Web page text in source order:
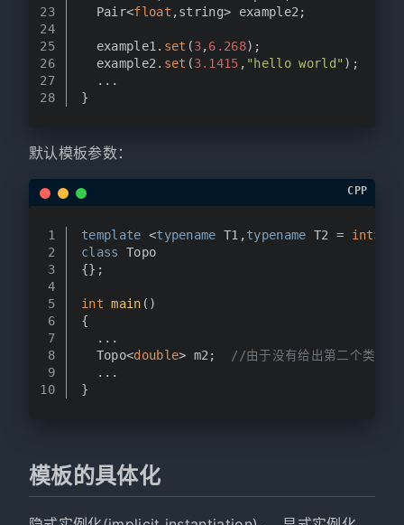
23
24
25
26
27
28
  Pair<
float ,string> example2;
  example1.
set (3,6.268);
  example2.
set (3.1415 , "hello world" );
  ...
}
默认模板参数：
1
2
3
4
5
6
7
8
9
10
template <typename T1,typename T2 = int>
class
Topo
{};
int main ()
{
  ...
  Topo<
double> m2; //由于没有给出第二个类型
  ...
}
CPP
模板的具体化